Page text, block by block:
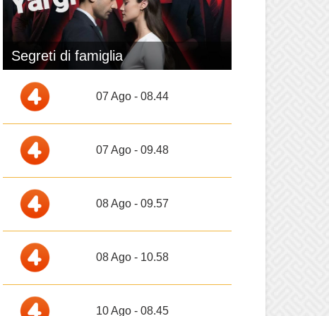
Segreti di famiglia
07 Ago - 08.44
07 Ago - 09.48
08 Ago - 09.57
08 Ago - 10.58
10 Ago - 08.45